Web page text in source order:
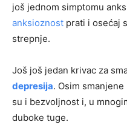
još jednom simptomu
anksioznost prati i osećaj
strepnje.
Još još jedan krivac za
depresija. Osim
su i bezvoljnost i, u
duboke tuge.